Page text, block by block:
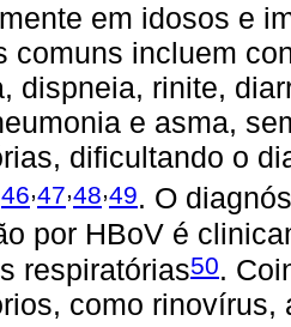
em idosos e
comuns incluem
dispneia, rinite,
e asma,
dificultando o
46,47,48,49. O
por HBoV é
respiratórias50.
como